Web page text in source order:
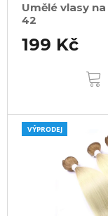
Umělé vlasy
42
199 Kč
VÝPRODEJ